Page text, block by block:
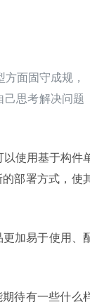
面固守成规，
己思考解决问题
以使用基于构件
部署方式，使
加易于使用、
待有一些什么